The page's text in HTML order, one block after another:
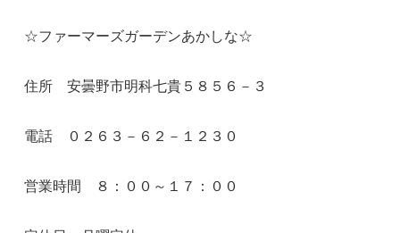
☆ファーマーズガーデンあかしな☆
住所 安曇野市明科七貴５８５６－３
電話 ０２６３－６２－１２３０
営業時間 ８：００～１７：００